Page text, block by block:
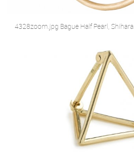
4328zoom.jpg Bague Half Pearl, Shihara